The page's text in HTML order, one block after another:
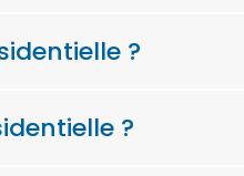
?
?